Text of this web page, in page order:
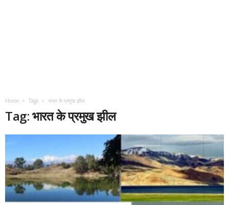
Home Tags भारत के प्रमुख झील
Tag: भारत के प्रमुख झील